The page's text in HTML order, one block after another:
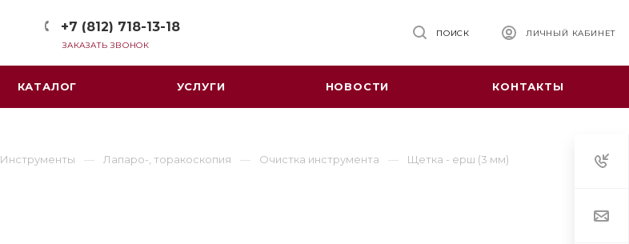
+7 (812) 718-13-18
ЗАКАЗАТЬ ЗВОНОК
ЛИЧНЫЙ КАБИНЕТ
ПОИСК
КАТАЛОГ УСЛУГИ НОВОСТИ КОНТАКТЫ
Инструменты Лапаро-, торакоскопия Очистка инструмента Щетка - ерш (3 мм)